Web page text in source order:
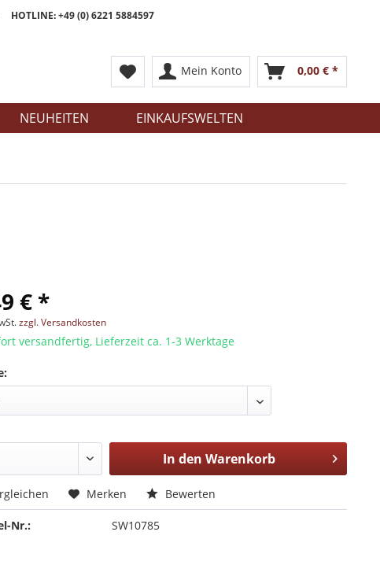
HOTLINE: +49 (0) 6221 5884597
Mein Konto 0,00 € *
NEUHEITEN EINKAUFSWELTEN
€ *
zzgl. Versandkosten
versandfertig, Lieferzeit ca. 1-3 Werktage
In den Warenkorb
Merken Bewerten
Nr.: SW10785